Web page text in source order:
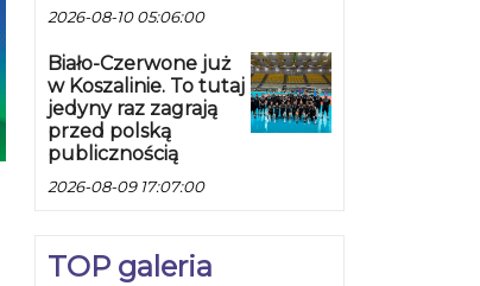
2026-08-10 05:06:00
Biało-Czerwone już
w Koszalinie. To tutaj
jedyny raz zagrają
przed polską
publicznością
2026-08-09 17:07:00
TOP galeria